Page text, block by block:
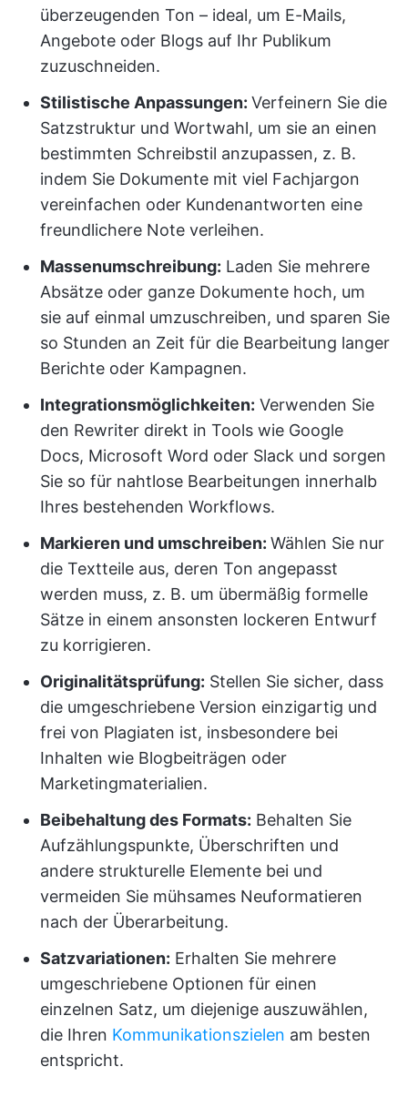
überzeugenden Ton – ideal, um E-Mails,
Angebote oder Blogs auf Ihr Publikum
zuzuschneiden.
Stilistische Anpassungen: Verfeinern Sie die
Satzstruktur und Wortwahl, um sie an einen
bestimmten Schreibstil anzupassen, z. B.
indem Sie Dokumente mit viel Fachjargon
vereinfachen oder Kundenantworten eine
freundlichere Note verleihen.
Massenumschreibung: Laden Sie mehrere
Absätze oder ganze Dokumente hoch, um
sie auf einmal umzuschreiben, und sparen Sie
so Stunden an Zeit für die Bearbeitung langer
Berichte oder Kampagnen.
Integrationsmöglichkeiten: Verwenden Sie
den Rewriter direkt in Tools wie Google
Docs, Microsoft Word oder Slack und sorgen
Sie so für nahtlose Bearbeitungen innerhalb
Ihres bestehenden Workflows.
Markieren und umschreiben: Wählen Sie nur
die Textteile aus, deren Ton angepasst
werden muss, z. B. um übermäßig formelle
Sätze in einem ansonsten lockeren Entwurf
zu korrigieren.
Originalitätsprüfung: Stellen Sie sicher, dass
die umgeschriebene Version einzigartig und
frei von Plagiaten ist, insbesondere bei
Inhalten wie Blogbeiträgen oder
Marketingmaterialien.
Beibehaltung des Formats: Behalten Sie
Aufzählungspunkte, Überschriften und
andere strukturelle Elemente bei und
vermeiden Sie mühsames Neuformatieren
nach der Überarbeitung.
Satzvariationen: Erhalten Sie mehrere
umgeschriebene Optionen für einen
einzelnen Satz, um diejenige auszuwählen,
die Ihren Kommunikationszielen am besten
entspricht.